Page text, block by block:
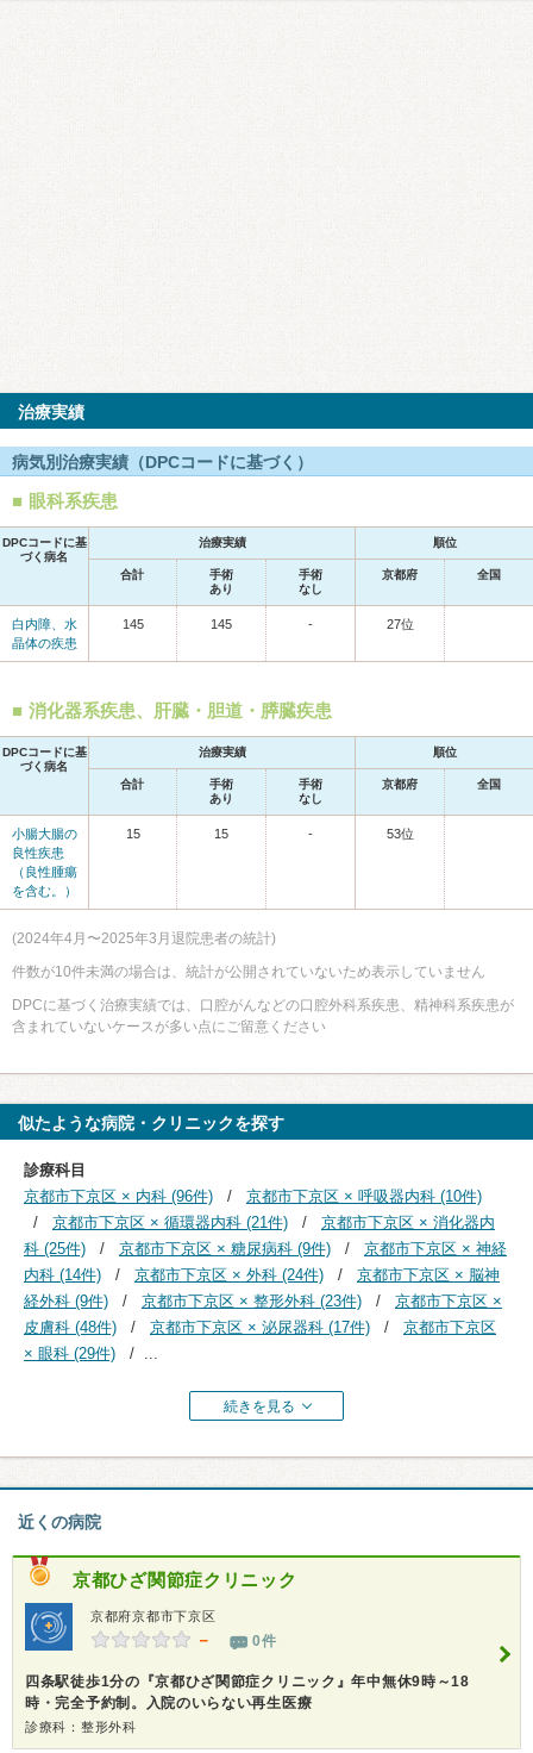
治療実績
病気別治療実績（DPCコードに基づく）
眼科系疾患
DPCコードに基
づく病名
治療実績 順位
合計
手術
あり
手術
なし
京都府 全国
白内障、水
晶体の疾患
145 145 - 27位
消化器系疾患、肝臓・胆道・膵臓疾患
DPCコードに基
づく病名
治療実績 順位
合計
手術
あり
手術
なし
京都府 全国
小腸大腸の
良性疾患
（良性腫瘍
を含む。）
15 15 - 53位
(2024年4月〜2025年3月退院患者の統計)
件数が10件未満の場合は、統計が公開されていないため表示していません
DPCに基づく治療実績では、口腔がんなどの口腔外科系疾患、精神科系疾患が
含まれていないケースが多い点にご留意ください
似たような病院・クリニックを探す
診療科目
京都市下京区 × 内科 (96件)
京都市下京区 × 呼吸器内科 (10件)
京都市下京区 × 循環器内科 (21件)
京都市下京区 × 消化器内
科 (25件)
京都市下京区 × 糖尿病科 (9件)
京都市下京区 × 神経
内科 (14件)
京都市下京区 × 外科 (24件)
京都市下京区 × 脳神
経外科 (9件)
京都市下京区 × 整形外科 (23件)
京都市下京区 ×
皮膚科 (48件)
京都市下京区 × 泌尿器科 (17件)
京都市下京区
× 眼科 (29件)
続きを見る
近くの病院
京都ひざ関節症クリニック
京都府京都市下京区
－ 0件
四条駅徒歩1分の『京都ひざ関節症クリニック』年中無休9時～18
時・完全予約制。入院のいらない再生医療
診療科：整形外科